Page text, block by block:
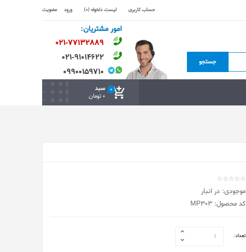
حساب کاربری لیست دلخواه (0) ورود عضویت
جستجو
امور مشتریان:
۰۲۱-۷۷۱٣۲۸۸۹
۰۲۱-۹۱۰۱۴۶۲۲
۰۹۹۰۰۱۵۹۷۱۰
سبد 0
0 تومان
موجودی: در انبار
کد محصول: MP303
تعداد: